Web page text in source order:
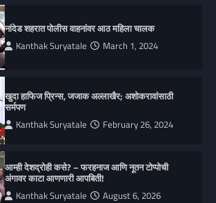
नांदेड शहरात पोलीस वाहनांवर आठ महिला चालक
Kanthak Suryatale March 1, 2024
खुदा हाफिज प्रिन्स, जजाक अल्लाखैर; अशोकरावांसाठी
सर्मपण
Kanthak Suryatale February 26, 2024
आम्ही देशद्रोही कसे? – फरहनाज आणि नूतन टोप्पोची
अंगावर काटा आणणारी आपबिती!
Kanthak Suryatale August 6, 2026